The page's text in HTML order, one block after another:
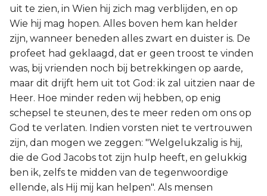
uit te zien, in Wien hij zich mag verblijden, en op
Wie hij mag hopen. Alles boven hem kan helder
zijn, wanneer beneden alles zwart en duister is. De
profeet had geklaagd, dat er geen troost te vinden
was, bij vrienden noch bij betrekkingen op aarde,
maar dit drijft hem uit tot God: ik zal uitzien naar de
Heer. Hoe minder reden wij hebben, op enig
schepsel te steunen, des te meer reden om ons op
God te verlaten. Indien vorsten niet te vertrouwen
zijn, dan mogen we zeggen: "Welgelukzalig is hij,
die de God Jacobs tot zijn hulp heeft, en gelukkig
ben ik, zelfs te midden van de tegenwoordige
ellende, als Hij mij kan helpen". Als mensen